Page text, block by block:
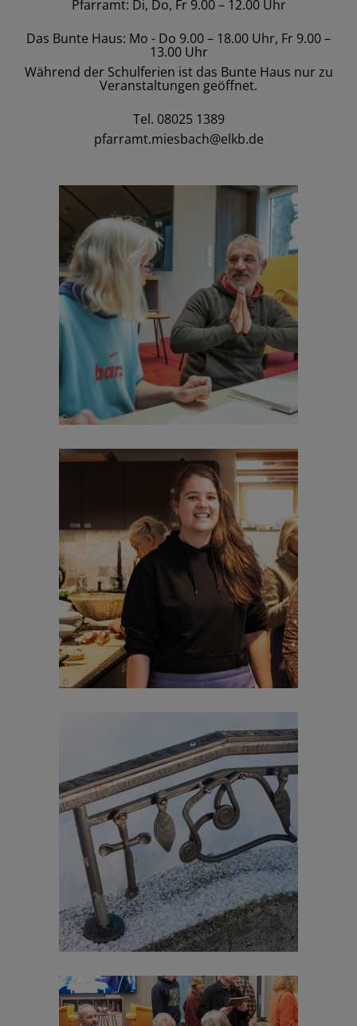
Pfarramt: Di, Do, Fr 9.00 – 12.00 Uhr
Das Bunte Haus: Mo - Do 9.00 – 18.00 Uhr, Fr 9.00 –
13.00 Uhr
Während der Schulferien ist das Bunte Haus nur zu
Veranstaltungen geöffnet.
Tel. 08025 1389
pfarramt.miesbach@elkb.de